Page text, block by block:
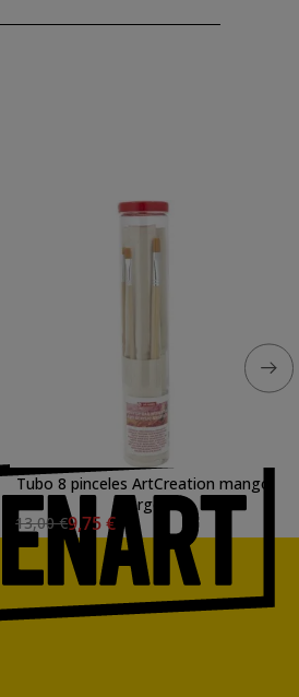
Tubo 8 pinceles ArtCreation mango
largo
13,00 €9,75 €